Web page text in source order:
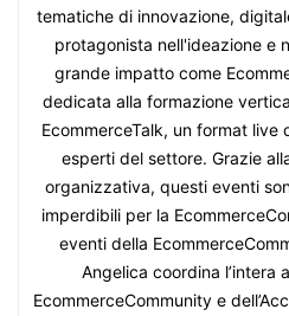
tematiche di innovazione,
protagonista nell'ideazione e
grande impatto come
dedicata alla formazione
EcommerceTalk, un format
esperti del settore. Grazie
organizzativa, questi eventi
imperdibili per la
eventi della
Angelica coordina l’intera
EcommerceCommunity e